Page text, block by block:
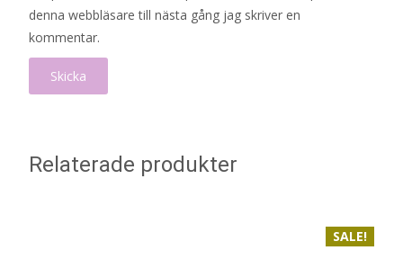
denna webbläsare till nästa gång jag skriver en
kommentar.
Relaterade produkter
SALE!